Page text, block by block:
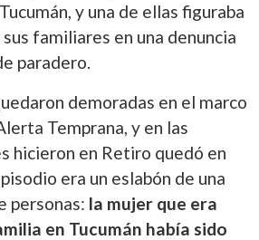
y una de ellas figuraba
familiares en una denuncia
paradero.
demoradas en el marco
Temprana, y en las
hicieron en Retiro quedó en
era un eslabón de una
personas: la mujer que era
en Tucumán había sido